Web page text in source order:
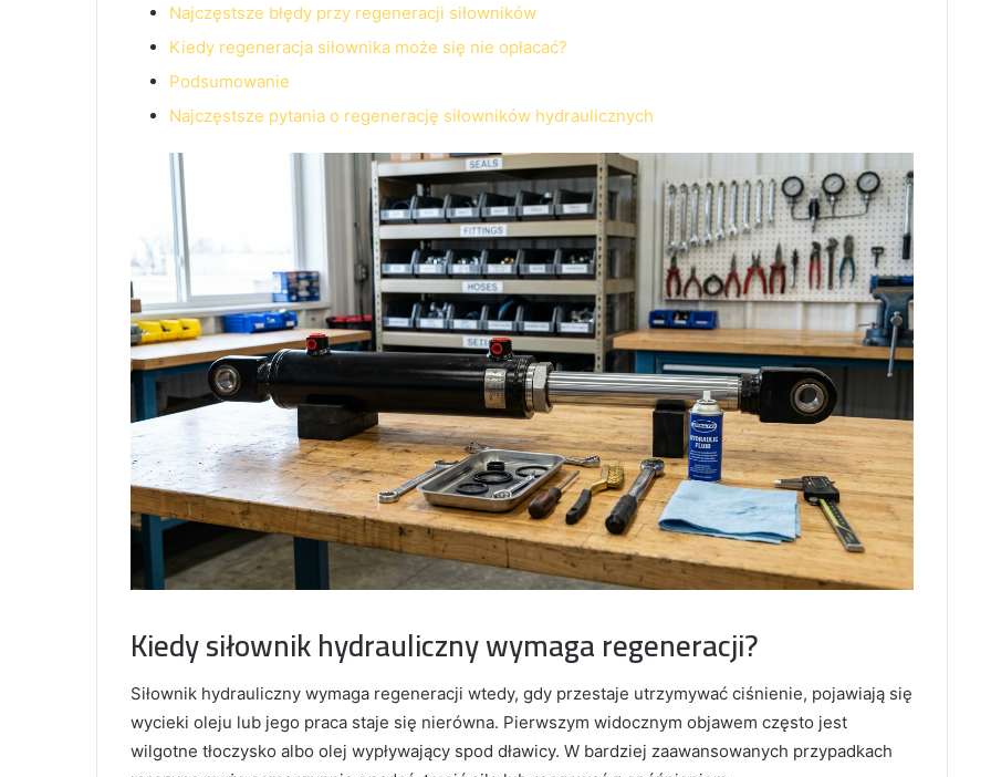
Najczęstsze błędy przy regeneracji siłowników
Kiedy regeneracja siłownika może się nie opłacać?
Podsumowanie
Najczęstsze pytania o regenerację siłowników hydraulicznych
Kiedy siłownik hydrauliczny wymaga regeneracji?
Siłownik hydrauliczny wymaga regeneracji wtedy, gdy przestaje utrzymywać ciśnienie, pojawiają się
wycieki oleju lub jego praca staje się nierówna. Pierwszym widocznym objawem często jest
wilgotne tłoczysko albo olej wypływający spod dławicy. W bardziej zaawansowanych przypadkach